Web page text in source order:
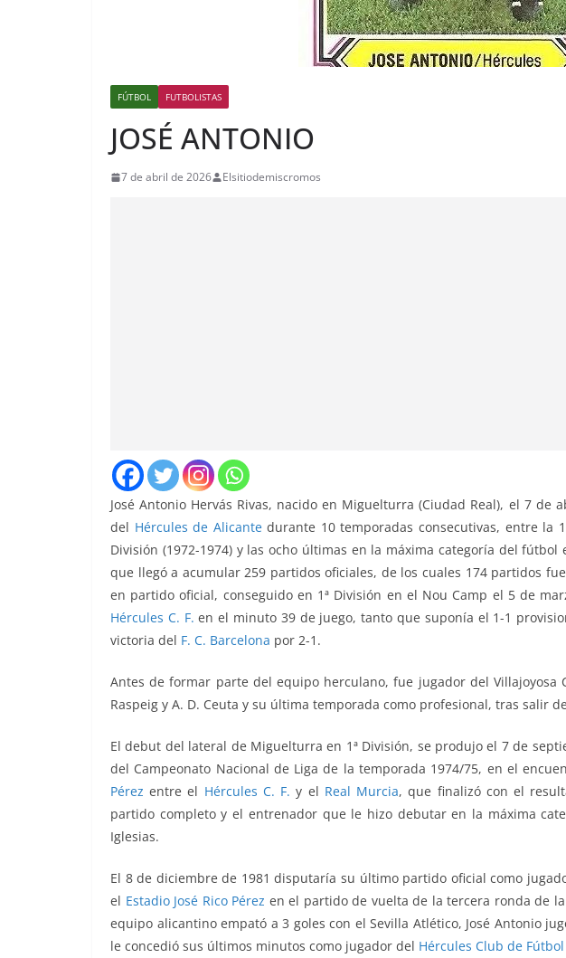
FÚTBOL FUTBOLISTAS
JOSÉ ANTONIO
7 de abril de 2026 Elsitiodemiscromos
José Antonio Hervás Rivas, nacido en Miguelturra (Ciudad Real), el 7 de
del Hércules de Alicantedurante 10 temporadas consecutivas, entre la
División (1972-1974) y las ocho últimas en la máxima categoría del fútbol
que llegó a acumular 259 partidos oficiales, de los cuales 174 partidos
en partido oficial, conseguido en 1ª División en el Nou Camp el 5 de
Hércules C. F. en el minuto 39 de juego, tanto que suponía el 1-1
victoria del F. C. Barcelona por 2-1 .
Antes de formar parte del equipo herculano, fue jugador delVillajoyosa
Raspeig y A. D. Ceuta y su última temporada como profesional, tras salir
El debut del lateral de Miguelturra en 1ª División, se produjo el 7 de
del Campeonato Nacional de Liga de la temporada 1974/75, en el
Pérez entre el Hércules C. F. y el Real Murcia, que finalizó con el
partido completo y el entrenador que le hizo debutar en la máxima
Iglesias.
El 8 de diciembre de 1981 disputaría su último partido oficial como
el Estadio José Rico Pérez en el partido de vuelta de la tercera ronda de
equipo alicantino empató a 3 goles con el Sevilla Atlético, José Antonio
le concedió sus últimos minutos como jugador del Hércules Club de Fútbol